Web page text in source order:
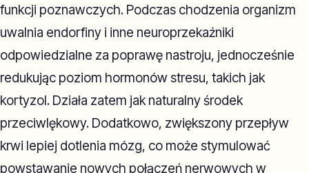
funkcji poznawczych. Podczas chodzenia organizm
uwalnia endorfiny i inne neuroprzekaźniki
odpowiedzialne za poprawę nastroju, jednocześnie
redukując poziom hormonów stresu, takich jak
kortyzol. Działa zatem jak naturalny środek
przeciwlękowy. Dodatkowo, zwiększony przepływ
krwi lepiej dotlenia mózg, co może stymulować
powstawanie nowych połączeń nerwowych w